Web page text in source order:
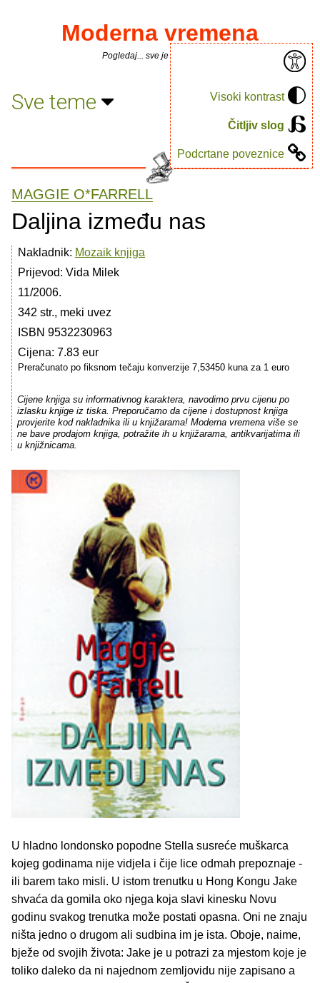
Visoki kontrast
Čitljiv slog
Podcrtane poveznice
Moderna vremena
Pogledaj... sve je puno knjiga.
Sve teme
MAGGIE O*FARRELL
Daljina između nas
Nakladnik: Mozaik knjiga
Prijevod: Vida Milek
11/2006.
342 str., meki uvez
ISBN 9532230963
Cijena: 7.83 eur
Preračunato po fiksnom tečaju konverzije 7,53450 kuna za 1 euro
Cijene knjiga su informativnog karaktera, navodimo prvu cijenu po
izlasku knjige iz tiska. Preporučamo da cijene i dostupnost knjiga
provjerite kod nakladnika ili u knjižarama! Moderna vremena više se
ne bave prodajom knjiga, potražite ih u knjižarama, antikvarijatima ili
u knjižnicama.
U hladno londonsko popodne Stella susreće muškarca
kojeg godinama nije vidjela i čije lice odmah prepoznaje -
ili barem tako misli. U istom trenutku u Hong Kongu Jake
shvaća da gomila oko njega koja slavi kinesku Novu
godinu svakog trenutka može postati opasna. Oni ne znaju
ništa jedno o drugom ali sudbina im je ista. Oboje, naime,
bježe od svojih života: Jake je u potrazi za mjestom koje je
toliko daleko da ni najednom zemljovidu nije zapisano a